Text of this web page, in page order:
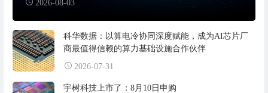
2026-08-03
科华数据：以算电冷协同深度赋能，成为AI芯片厂
商最值得信赖的算力基础设施合作伙伴
2026-07-31
宇树科技上市了：8月10日申购